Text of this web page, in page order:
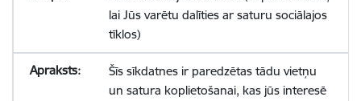
lai Jūs varētu dalīties ar saturu sociālajos
tīklos)
Šīs sīkdatnes ir paredzētas tādu vietņu
un satura koplietošanai, kas jūs interesē